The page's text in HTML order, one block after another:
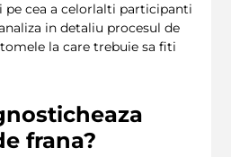
pe cea a celorlalti participanti
in detaliu procesul de
la care trebuie sa fiti
frana?